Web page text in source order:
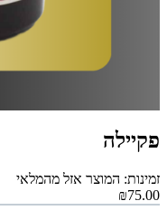
פקיילה
זמינות: המוצר אזל מהמלאי
₪75.00